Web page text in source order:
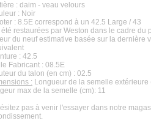
: daim - veau velours
: Noir
: 8.5E correspond à un 42.5 Large / 43
restaurées par Weston dans le cadre du
du neuf estimative basée sur la dernière
: 42.5
Fabricant : 08.5E
du talon (en cm) : 02.5
: Longueur de la semelle extérieure
max de la semelle (cm): 11
pas à venir l'essayer dans notre